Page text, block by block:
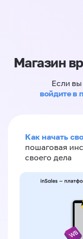
Магазин
Если
войдите в
Как начать
пошаговая
своего дела